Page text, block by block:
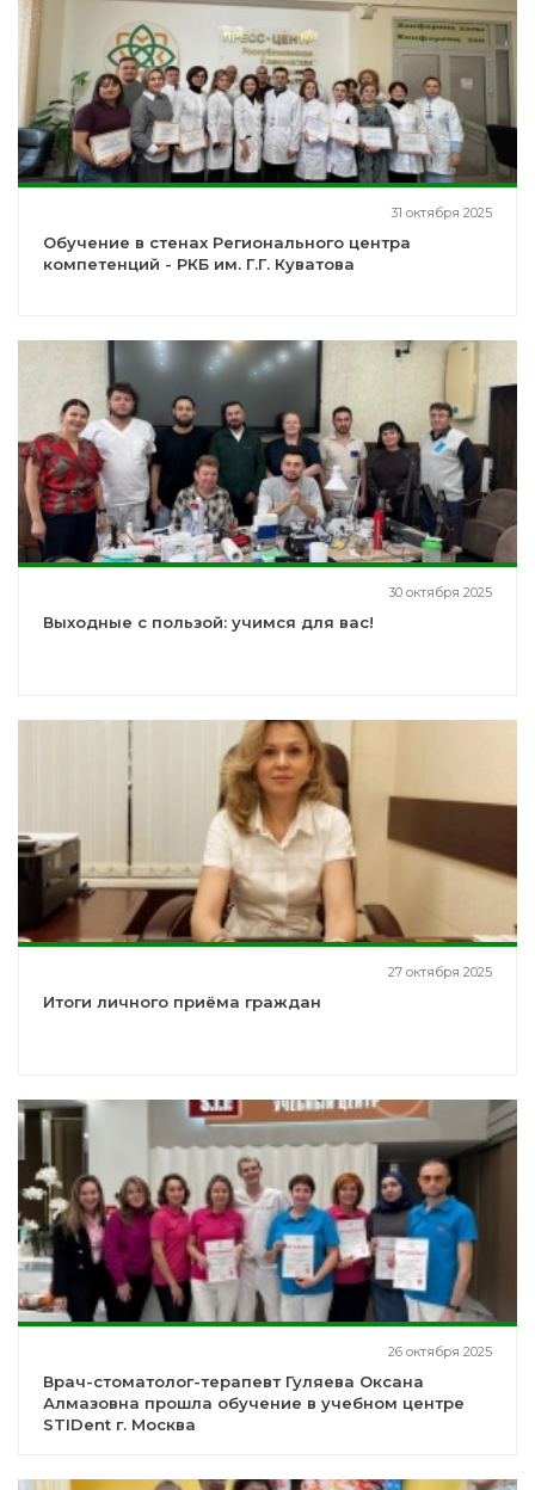
31 октября 2025
Обучение в стенах Регионального центра
компетенций - РКБ им. Г.Г. Куватова
30 октября 2025
Выходные с пользой: учимся для вас!
27 октября 2025
Итоги личного приёма граждан
26 октября 2025
Врач-стоматолог-терапевт Гуляева Оксана
Алмазовна прошла обучение в учебном центре
STIDent г. Москва